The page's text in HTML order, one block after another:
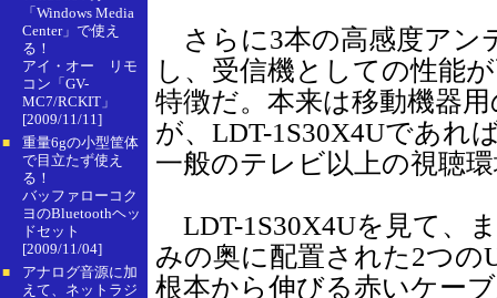
「Windows Media
Center」で使え
る！
アイ・オー リモ
コン「GV-
MC7/RCKIT」
[2009/11/11]
■
重量6gの小型筐体
で目立たず使え
る！
バッファローコク
ヨのBluetoothヘッ
ドセット
[2009/11/04]
■
アナログ音源に加
えて、ネットラジ
さらに3本の高感度アン
し、受信機としての性能
特徴だ。本来は移動機器
が、LDT-1S30X4Uであれ
一般のテレビ以上の視聴
LDT-1S30X4Uを見て、
みの奥に配置された2つの
根本から伸びる赤いケー